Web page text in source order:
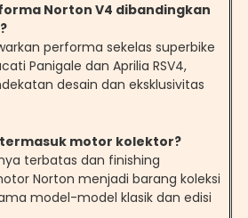
Norton V4 dibandingkan
performa sekelas superbike
Panigale dan Aprilia RSV4,
desain dan eksklusivitas
motor kolektor?
terbatas dan finishing
Norton menjadi barang koleksi
model-model klasik dan edisi